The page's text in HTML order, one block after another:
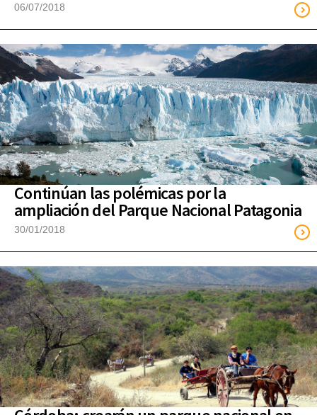
06/07/2018
Continúan las polémicas por la
ampliación del Parque Nacional Patagonia
30/01/2018